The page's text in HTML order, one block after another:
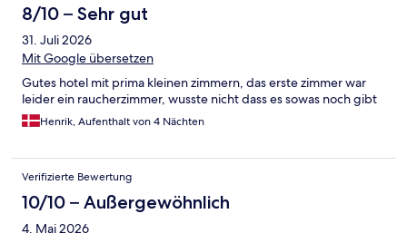
8/10 – Sehr gut
31. Juli 2026
Mit Google übersetzen
Gutes hotel mit prima kleinen zimmern, das erste zimmer war
leider ein raucherzimmer, wusste nicht dass es sowas noch gibt
Henrik, Aufenthalt von 4 Nächten
Verifizierte Bewertung
10/10 – Außergewöhnlich
4. Mai 2026